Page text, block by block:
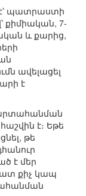
է՝ պատրաստի
քիմիական, 7-
և քարից,
ավելացել
է
է։ Եթե
թե
է մեր
քիչ կապ